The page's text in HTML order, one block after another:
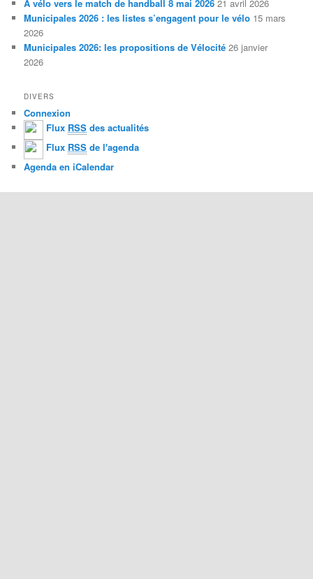
À vélo vers le match de handball 8 mai 2026 21 avril 2026
Municipales 2026 : les listes s’engagent pour le vélo 15 mars
2026
Municipales 2026: les propositions de Vélocité 26 janvier
2026
DIVERS
Connexion
Flux RSS des actualités
Flux RSS de l'agenda
Agenda en iCalendar